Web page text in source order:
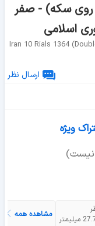
پشت و روی سکه) - صفر
Iran 10 Rials 1364
ارسال نظر
ویژه
نیست)
میلیمتر
مشاهده همه